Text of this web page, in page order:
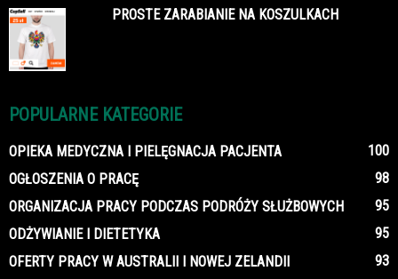
PROSTE ZARABIANIE NA KOSZULKACH
POPULARNE KATEGORIE
OPIEKA MEDYCZNA I PIELĘGNACJA PACJENTA
100
OGŁOSZENIA O PRACĘ
98
ORGANIZACJA PRACY PODCZAS PODRÓŻY SŁUŻBOWYCH
95
ODŻYWIANIE I DIETETYKA
95
OFERTY PRACY W AUSTRALII I NOWEJ ZELANDII
93